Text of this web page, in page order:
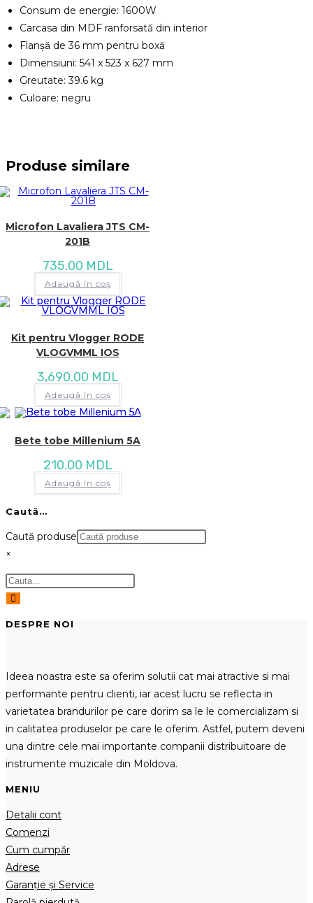
Consum de energie: 1600W
Carcasa din MDF ranforsată din interior
Flanșă de 36 mm pentru boxă
Dimensiuni: 541 x 523 x 627 mm
Greutate: 39.6 kg
Culoare: negru
Produse similare
Microfon Lavaliera JTS CM-
201B
735.00 MDL
Adaugă în coș
Kit pentru Vlogger RODE
VLOGVMML IOS
3,690.00 MDL
Adaugă în coș
Bete tobe Millenium 5A
210.00 MDL
Adaugă în coș
Caută…
Caută produse
×
DESPRE NOI
Ideea noastra este sa oferim solutii cat mai atractive si mai
performante pentru clienti, iar acest lucru se reflecta in
varietatea brandurilor pe care dorim sa le le comercializam si
in calitatea produselor pe care le oferim. Astfel, putem deveni
una dintre cele mai importante companii distribuitoare de
instrumente muzicale din Moldova.
MENIU
Detalii cont
Comenzi
Cum cumpăr
Adrese
Garanție și Service